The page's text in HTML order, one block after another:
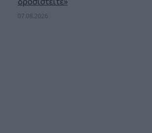
07.08.2026